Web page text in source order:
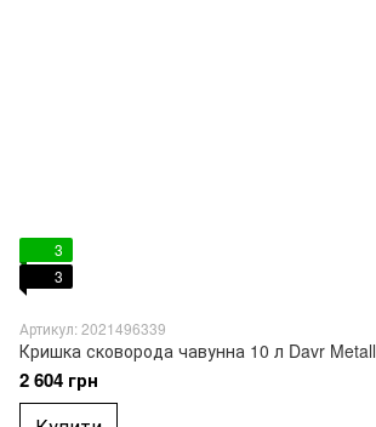
3
3
Артикул: 2021496339
Кришка сковорода чавунна 10 л Davr Metall
2 604 грн